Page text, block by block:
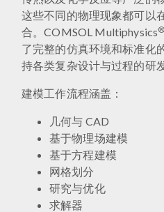
这些不同的物理现象都可以
合。COMSOL Multiphysics®
了完整的仿真环境和标准化
持各类复杂设计与过程的研
建模工作流程涵盖：
几何与 CAD
基于物理场建模
基于方程建模
网格划分
研究与优化
求解器